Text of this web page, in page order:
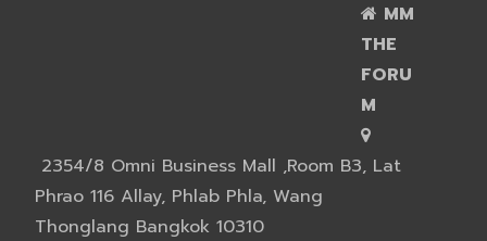
MM
THE
FORU
M
2354/8 Omni Business Mall ,Room B3, Lat
Phrao 116 Allay, Phlab Phla, Wang
Thonglang Bangkok 10310